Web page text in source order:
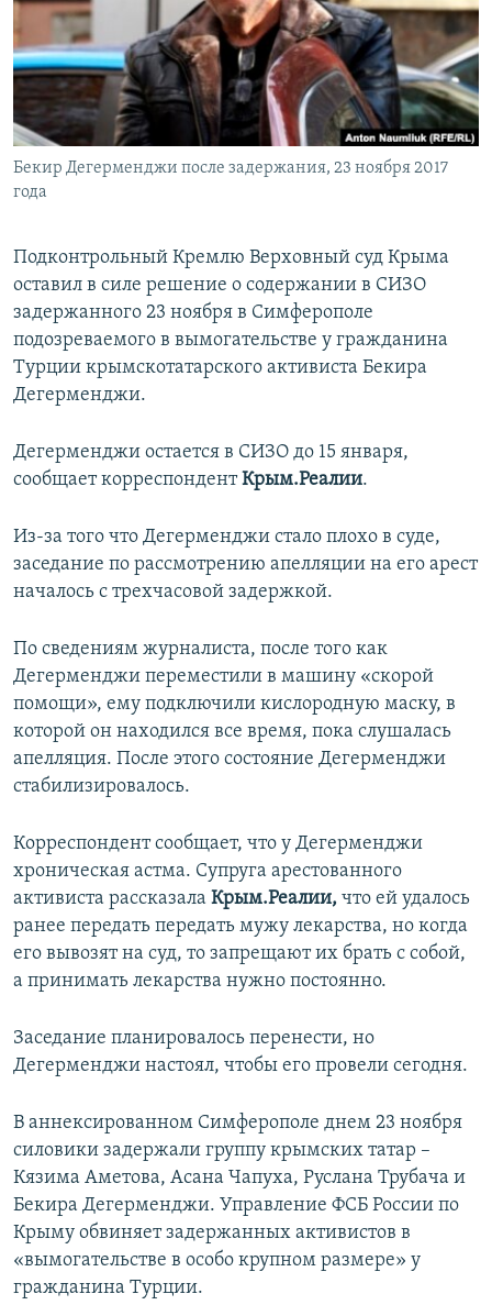
ПОБЕДИТЕЛЕЙ НЕ СУДЯТ?
КРЫМ.НЕПОКОРЕННЫЙ
ELIFBE
УКРАИНСКАЯ ПРОБЛЕМА КРЫМА
ПРИСОЕДИНЯЙТЕСЬ!
Все сайты RFE/RL
Бекир Дегерменджи после задержания, 23 ноября 2017
года
Подконтрольный Кремлю Верховный суд Крыма
оставил в силе решение о содержании в СИЗО
задержанного 23 ноября в Симферополе
подозреваемого в вымогательстве у гражданина
Турции крымскотатарского активиста Бекира
Дегерменджи.
Дегерменджи остается в СИЗО до 15 января,
сообщает корреспондентКрым.Реалии.
Из-за того что Дегерменджи стало плохо в суде,
заседание по рассмотрению апелляции на его арест
началось с трехчасовой задержкой.
По сведениям журналиста, после того как
Дегерменджи переместили в машину «скорой
помощи», ему подключили кислородную маску, в
которой он находился все время, пока слушалась
апелляция. После этого состояние Дегерменджи
стабилизировалось.
Корреспондент сообщает, что у Дегерменджи
хроническая астма. Супруга арестованного
активиста рассказала Крым.Реалии, что ей удалось
ранее передать передать мужу лекарства, но когда
его вывозят на суд, то запрещают их брать с собой,
а принимать лекарства нужно постоянно.
Заседание планировалось перенести, но
Дегерменджи настоял, чтобы его провели сегодня.
В аннексированном Симферополе днем 23 ноября
силовики задержали группу крымских татар –
Кязима Аметова, Асана Чапуха, Руслана Трубача и
Бекира Дегерменджи. Управление ФСБ России по
Крыму обвиняет задержанных активистов в
«вымогательстве в особо крупном размере» у
гражданина Турции.